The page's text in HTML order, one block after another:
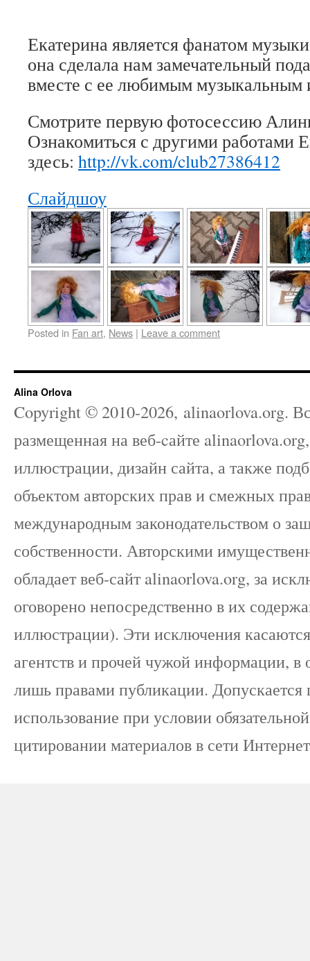
Екатерина является фанатом
она сделала нам замечательный
вместе с ее любимым музыкальным
Смотрите первую фотосессию
Ознакомиться с другими работами
здесь: http://vk.com/club27386412
Слайдшоу
Posted in Fan art, News | Leave a comment
Alina Orlova
Copyright © 2010-2026, alinaorlova.org.
размещенная на веб-cайте
иллюстрации, дизайн сайта, а также
объектом авторских прав и смежных
международным законодательством о
собственности. Авторскими
обладает веб-сайт alinaorlova.org, за
оговорено непосредственно в их
иллюстрации). Эти исключения
агентств и прочей чужой информации,
лишь правами публикации.
использование при условии
цитировании материалов в сети